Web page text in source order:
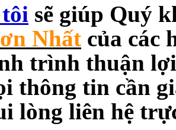
sẽ giúp Quý
Nhất của các
trình thuận
thông tin cần
lòng liên hệ